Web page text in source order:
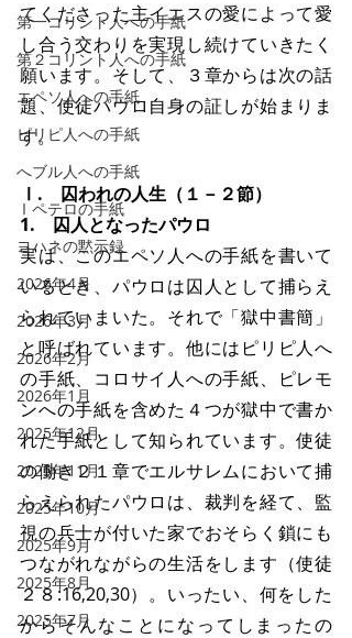
第一コリント人への手紙
第２コリント人への手紙
エペソ人への手紙
ピリピ人への手紙
へブル人への手紙
Ⅰペテロの手紙
ヨハネの黙示録
2026年4月
2026年3月
2026年2月
2026年1月
2025年12月
2025年11月
2025年10月
2025年9月
2025年8月
2025年7月
てくださった主イエスの愛によって愛
し合う交わりを実現し続けていきたく
願います。そして、３章からは次の話
題、使徒パウロ自身の証しが始まりま
す。
Ⅰ.　囚われの人生（１－２節）
1.　囚人となったパウロ
実は、このエペソ人への手紙を書いて
いるとき、パウロは囚人として捕らえ
られていまいた。それで「獄中書簡」
と呼ばれています。他にはピリピ人へ
の手紙、コロサイ人への手紙、ピレモ
ンへの手紙を含めた４つが獄中で書か
れた手紙として知られています。使徒
の働き２１章でエルサレムにおいて捕
らえられたパウロは、裁判を経て、監
視の兵士が付いた家でおそらく鎖にも
つながれながらの生活をします（使徒
２８:16,20,30）。いったい、何をした
からそんなことになってしまったの